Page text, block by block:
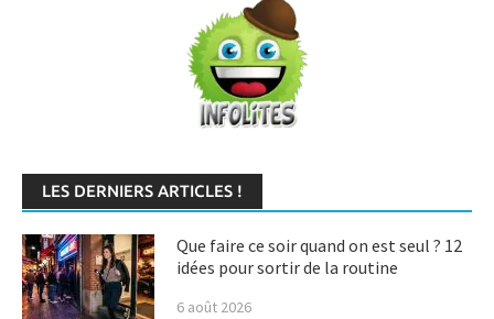
LES DERNIERS ARTICLES !
Que faire ce soir quand on est seul ? 12
idées pour sortir de la routine
6 août 2026